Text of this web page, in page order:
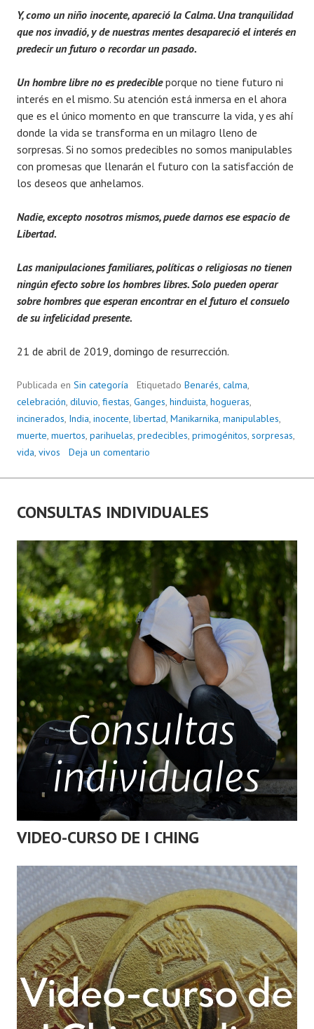
Y, como un niño inocente, apareció la Calma. Una tranquilidad
que nos invadió, y de nuestras mentes desapareció el interés en
predecir un futuro o recordar un pasado.
Un hombre libre no es predecibleporque no tiene futuro ni
interés en el mismo. Su atención está inmersa en el ahora
que es el único momento en que transcurre la vida, y es ahí
donde la vida se transforma en un milagro lleno de
sorpresas. Si no somos predecibles no somos manipulables
con promesas que llenarán el futuro con la satisfacción de
los deseos que anhelamos.
Nadie, excepto nosotros mismos, puede darnos ese espacio de
Libertad.
Las manipulaciones familiares, políticas o religiosas no tienen
ningún efecto sobre los hombres libres. Solo pueden operar
sobre hombres que esperan encontrar en el futuro el consuelo
de su infelicidad presente.
21 de abril de 2019, domingo de resurrección.
Publicada en Sin categoría Etiquetado Benarés, calma,
celebración, diluvio, fiestas, Ganges, hinduista, hogueras,
incinerados, India, inocente, libertad, Manikarnika, manipulables,
muerte, muertos, parihuelas, predecibles, primogénitos, sorpresas,
vida, vivos Deja un comentario
CONSULTAS INDIVIDUALES
VIDEO-CURSO DE I CHING